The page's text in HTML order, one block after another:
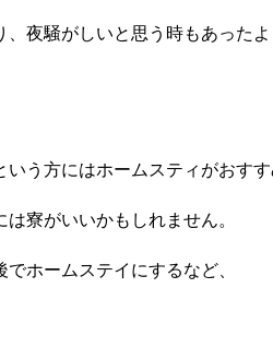
夜騒がしいと思う時もあった
う方にはホームスティがおす
寮がいいかもしれません。
ホームステイにするなど、